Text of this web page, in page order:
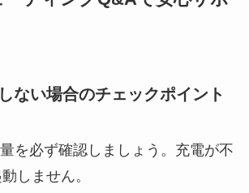
ない場合のチェックポイント
を必ず確認しましょう。充電が不
しません。